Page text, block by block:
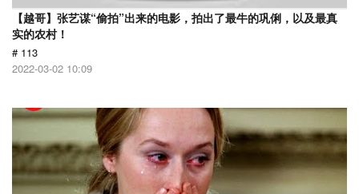
【越哥】张艺谋“偷拍”出来的电影，拍出了最牛的巩俐，以及最真
实的农村！
# 113
2022-03-02 10:09